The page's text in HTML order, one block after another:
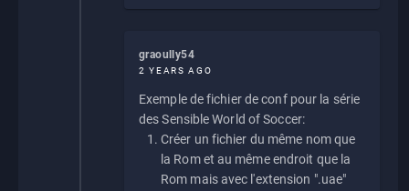
graoully54
2 YEARS AGO
Exemple de fichier de conf pour la série
des Sensible World of Soccer:
Créer un fichier du même nom que
la Rom et au même endroit que la
Rom mais avec l'extension ".uae"